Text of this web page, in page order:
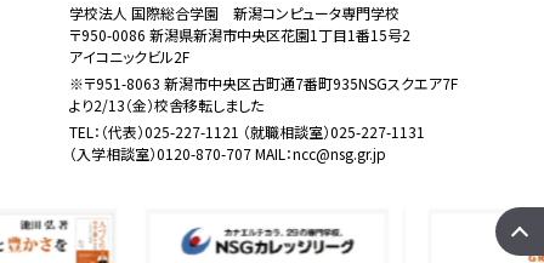
学校法人 国際総合学園 新潟コンピュータ専門学校
〒950-0086 新潟県新潟市中央区花園1丁目1番15号2
アイコニックビル2F
※〒951-8063 新潟市中央区古町通7番町935NSGスクエア7F
より2/13（金）校舎移転しました
TEL： （代表）025-227-1121 （就職相談室）025-227-1131
（入学相談室）0120-870-707 MAIL：ncc@nsg.gr.jp